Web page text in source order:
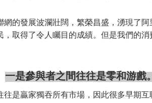
網的發展波瀾壯闊，繁榮昌盛，湧現了
，取得了令人矚目的成績。但是我們的
一是參與者之間往往是零和游戲。
是贏家獨吞所有市場，因此很多早期互